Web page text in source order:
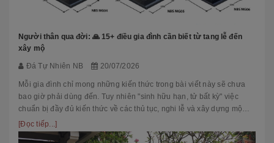
Người thân qua đời: 🙏 15+ điều gia đình cần biết từ tang lễ đến
xây mộ
Đá Tự Nhiên NB 20/07/2026
Mỗi gia đình chỉ mong những kiến thức trong bài viết này sẽ chưa
bao giờ phải dùng đến. Tuy nhiên "sinh hữu hạn, tử bất kỳ" việc
chuẩn bị đầy đủ kiến thức về các thủ tục, nghi lễ và xây dựng mộ
phầ...
[Đọc tiếp...]